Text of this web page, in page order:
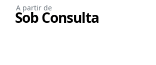
A partir de
Sob Consulta